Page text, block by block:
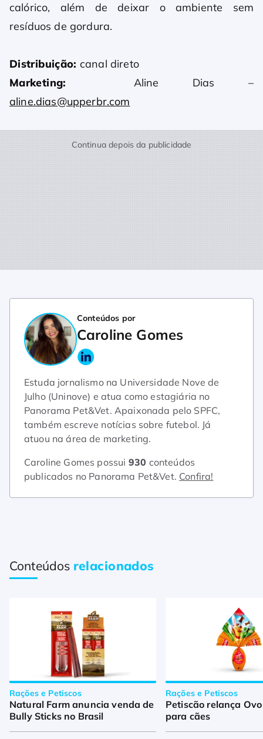
calórico, além de deixar o ambiente sem
resíduos de gordura.
Distribuição: canal direto
Marketing: Aline Dias –
aline.dias@upperbr.com
Continua depois da publicidade
Conteúdos por
Caroline Gomes
Estuda jornalismo na Universidade Nove de
Julho (Uninove) e atua como estagiária no
Panorama Pet&Vet. Apaixonada pelo SPFC,
também escreve notícias sobre futebol. Já
atuou na área de marketing.
Caroline Gomes possui 930 conteúdos
publicados no Panorama Pet&Vet. Confira!
Conteúdos relacionados
Rações e Petiscos
Natural Farm anuncia venda de
Bully Sticks no Brasil
Rações e Petiscos
Petiscão relança
para cães